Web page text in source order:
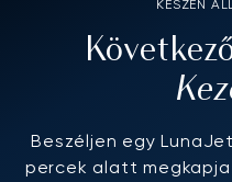
KÉSZEN
Beszéljen egy
percek alatt